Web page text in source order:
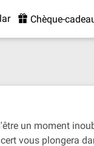
Chèque-
un moment
vous plongera